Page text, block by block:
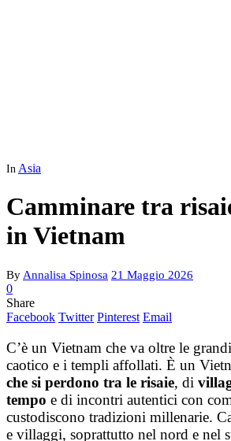
In Asia
Camminare tra
in Vietnam
By Annalisa Spinosa 21 Maggio 2026
0
Share
Facebook Twitter Pinterest Email
C’è un Vietnam che va oltre le
caotico e i templi affollati. È un
che si perdono tra le risaie, di
tempo e di incontri autentici con
custodiscono tradizioni millenarie.
e villaggi, soprattutto nel nord e nel